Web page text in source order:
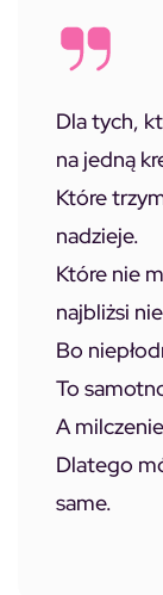
Dla tych,
na jedną
Które
nadzieje.
Które nie
najbliżsi
Bo
To
A
Dlatego
same.